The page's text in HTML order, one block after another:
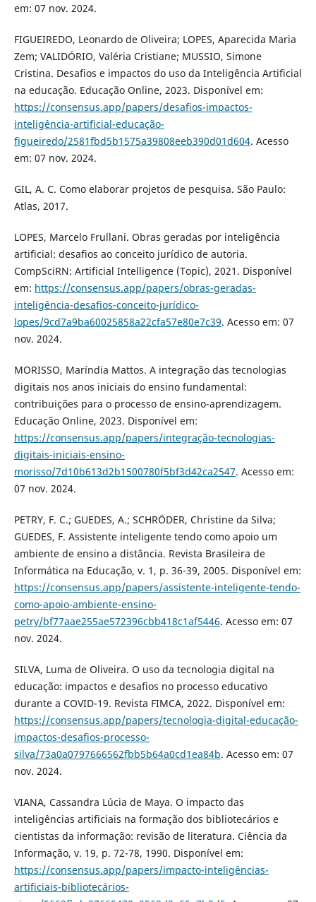
em: 07 nov. 2024.
FIGUEIREDO, Leonardo de Oliveira; LOPES, Aparecida Maria
Zem; VALIDÓRIO, Valéria Cristiane; MUSSIO, Simone
Cristina. Desafios e impactos do uso da Inteligência Artificial
na educação. Educação Online, 2023. Disponível em:
https://consensus.app/papers/desafios-impactos-
inteligência-artificial-educação-
figueiredo/2581fbd5b1575a39808eeb390d01d604. Acesso
em: 07 nov. 2024.
GIL, A. C. Como elaborar projetos de pesquisa. São Paulo:
Atlas, 2017.
LOPES, Marcelo Frullani. Obras geradas por inteligência
artificial: desafios ao conceito jurídico de autoria.
CompSciRN: Artificial Intelligence (Topic), 2021. Disponível
em: https://consensus.app/papers/obras-geradas-
inteligência-desafios-conceito-jurídico-
lopes/9cd7a9ba60025858a22cfa57e80e7c39. Acesso em: 07
nov. 2024.
MORISSO, Maríndia Mattos. A integração das tecnologias
digitais nos anos iniciais do ensino fundamental:
contribuições para o processo de ensino-aprendizagem.
Educação Online, 2023. Disponível em:
https://consensus.app/papers/integração-tecnologias-
digitais-iniciais-ensino-
morisso/7d10b613d2b1500780f5bf3d42ca2547. Acesso em:
07 nov. 2024.
PETRY, F. C.; GUEDES, A.; SCHRÖDER, Christine da Silva;
GUEDES, F. Assistente inteligente tendo como apoio um
ambiente de ensino a distância. Revista Brasileira de
Informática na Educação, v. 1, p. 36-39, 2005. Disponível em:
https://consensus.app/papers/assistente-inteligente-tendo-
como-apoio-ambiente-ensino-
petry/bf77aae255ae572396cbb418c1af5446. Acesso em: 07
nov. 2024.
SILVA, Luma de Oliveira. O uso da tecnologia digital na
educação: impactos e desafios no processo educativo
durante a COVID-19. Revista FIMCA, 2022. Disponível em:
https://consensus.app/papers/tecnologia-digital-educação-
impactos-desafios-processo-
silva/73a0a0797666562fbb5b64a0cd1ea84b. Acesso em: 07
nov. 2024.
VIANA, Cassandra Lúcia de Maya. O impacto das
inteligências artificiais na formação dos bibliotecários e
cientistas da informação: revisão de literatura. Ciência da
Informação, v. 19, p. 72-78, 1990. Disponível em:
https://consensus.app/papers/impacto-inteligências-
artificiais-bibliotecários-